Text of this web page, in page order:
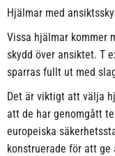
Hjälmar med
Vissa hjälmar kommer
skydd över ansiktet. T
sparras fullt ut med
Det är viktigt att välja
att de har genomgått
europeiska
konstruerade för att ge